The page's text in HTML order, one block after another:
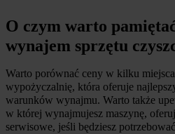
O czym warto
wynajem sprzętu
Warto porównać ceny w kilku
wypożyczalnię, która oferuje
warunków wynajmu. Warto także
w której wynajmujesz maszynę,
serwisowe, jeśli będziesz